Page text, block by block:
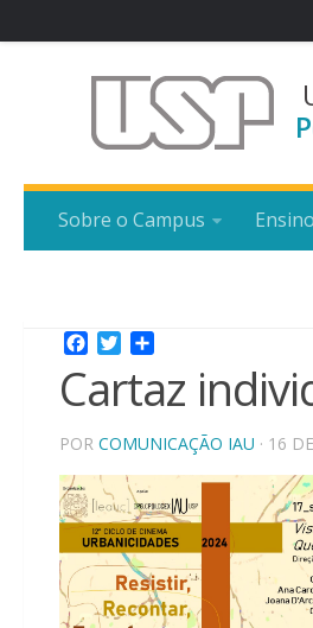
Sobre o Campus Ensino
Facebook
Twitter
Cartaz
POR COMUNICAÇÃO IAU · 16